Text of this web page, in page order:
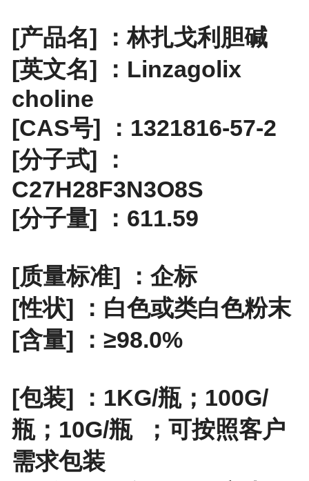
[产品名] ：林扎戈利胆碱
[英文名] ：Linzagolix
choline
[CAS号] ：1321816-57-2
[分子式] ：
C27H28F3N3O8S
[分子量] ：611.59
[质量标准] ：企标
[性状] ：白色或类白色粉末
[含量] ：≥98.0%
[包装] ： 1KG/瓶；100G/
瓶；10G/瓶； 可按照客户
需求包装